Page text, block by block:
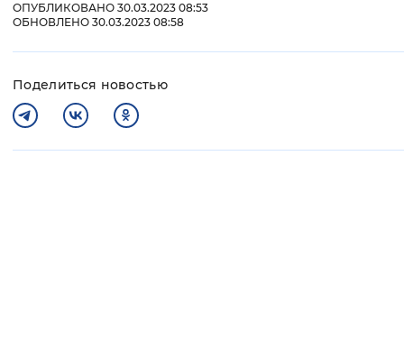
ОПУБЛИКОВАНО 30.03.2023 08:53
ОБНОВЛЕНО 30.03.2023 08:58
Поделиться новостью